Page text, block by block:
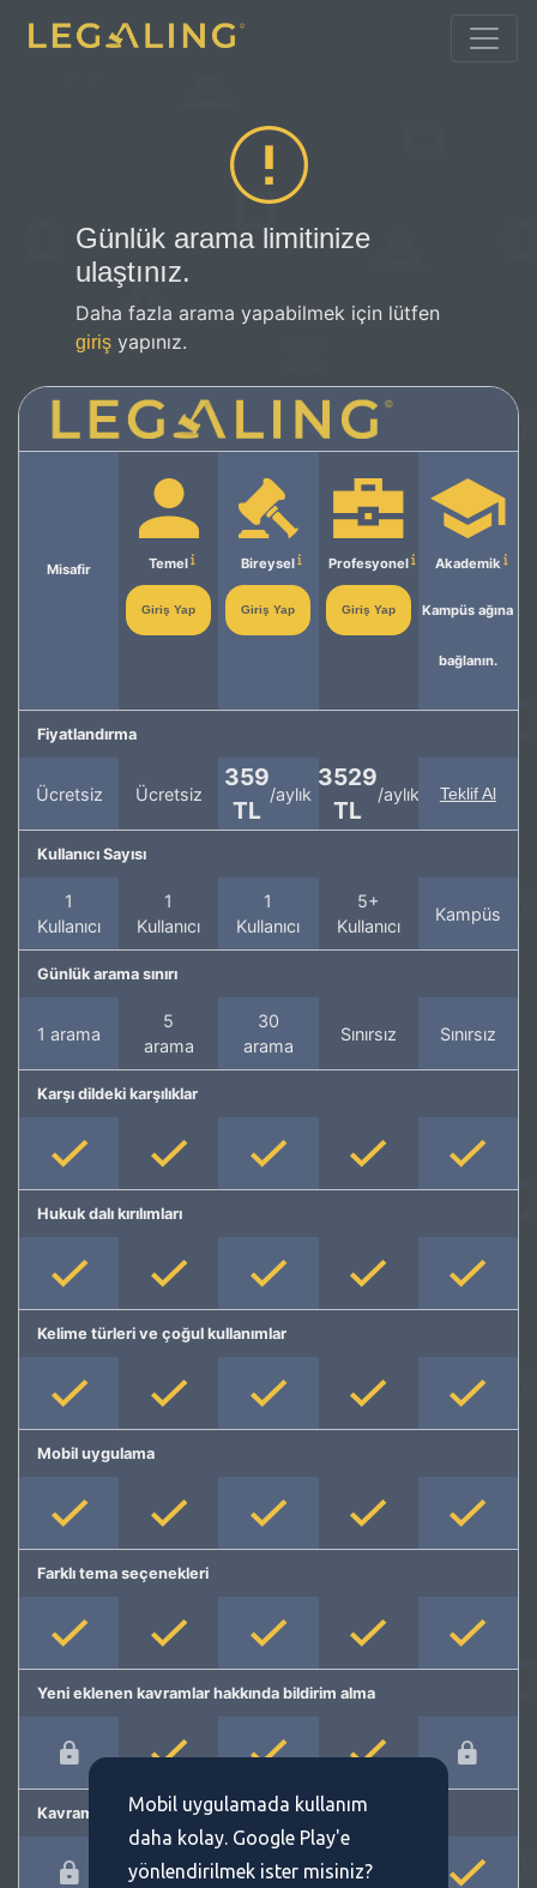
Günlük arama limitinize
ulaştınız.
Daha fazla arama yapabilmek için lütfen
giriş yapınız.
Misafir Temel
Giriş Yap
Bireysel
Giriş Yap
Profesyonel
Giriş Yap
Akademik
Kampüs ağına
bağlanın.
Fiyatlandırma
Ücretsiz Ücretsiz
359
TL
/aylık
3529
TL
/aylık Teklif Al
Kullanıcı Sayısı
1
Kullanıcı
1
Kullanıcı
1
Kullanıcı
5+
Kullanıcı
Kampüs
Günlük arama sınırı
1 arama
5
arama
30
arama
Sınırsız Sınırsız
Karşı dildeki karşılıklar
Hukuk dalı kırılımları
Kelime türleri ve çoğul kullanımlar
Mobil uygulama
Farklı tema seçenekleri
Yeni eklenen kavramlar hakkında bildirim alma
Kavram önermeMobil uygulamada kullanım
daha kolay. Google Play'e
yönlendirilmek ister misiniz?